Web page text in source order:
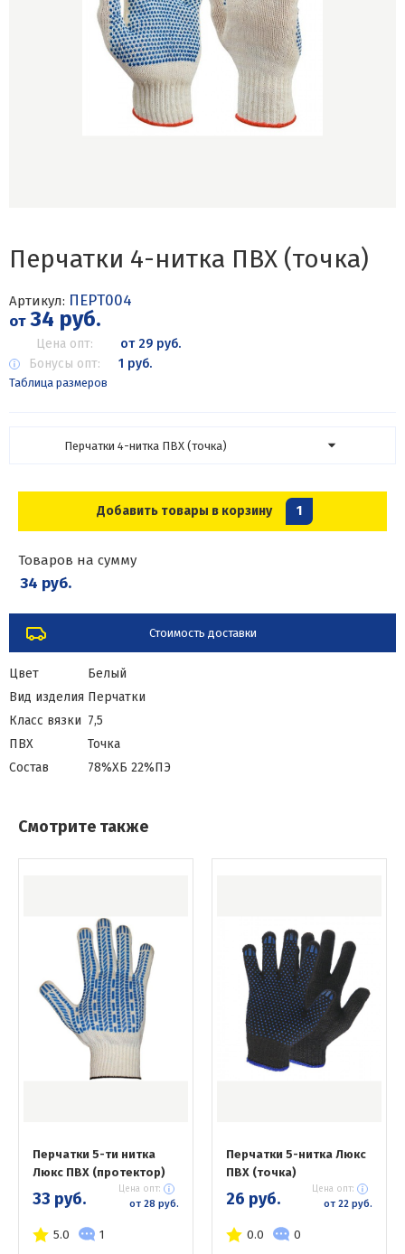
Перчатки 4-нитка ПВХ (точка)
Артикул: ПЕРТ004
от34 руб.
Цена опт:
от 29 руб.
Бонусы опт:
1 руб.
Таблица размеров
Перчатки 4-нитка ПВХ (точка)
Добавить товары в корзину 1
Товаров на сумму
34 руб.
Стоимость доставки
Цвет
Белый
Вид изделия Перчатки
Класс вязки 7,5
ПВХ
Точка
Состав
78%ХБ 22%ПЭ
Смотрите также
Перчатки 5-ти нитка
Люкс ПВХ (протектор)
33 руб. Цена опт:
от 28 руб.
5.0 1
Перчатки 5-нитка Люкс
ПВХ (точка)
26 руб. Цена опт:
от 22 руб.
0.0 0